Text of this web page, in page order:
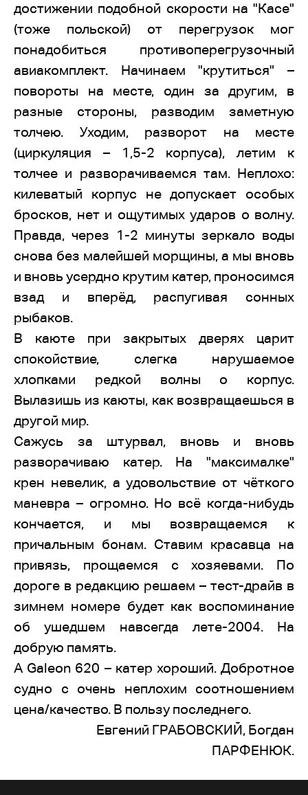
достижении подобной скорости на "Касе"
(тоже польской) от перегрузок мог
понадобиться противоперегрузочный
авиакомплект. Начинаем "крутиться" –
повороты на месте, один за другим, в
разные стороны, разводим заметную
толчею. Уходим, разворот на месте
(циркуляция – 1,5-2 корпуса), летим к
толчее и разворачиваемся там. Неплохо:
килеватый корпус не допускает особых
бросков, нет и ощутимых ударов о волну.
Правда, через 1-2 минуты зеркало воды
снова без малейшей морщины, а мы вновь
и вновь усердно крутим катер, проносимся
взад и вперёд, распугивая сонных
рыбаков.
В каюте при закрытых дверях царит
спокойствие, слегка нарушаемое
хлопками редкой волны о корпус.
Вылазишь из каюты, как возвращаешься в
другой мир.
Сажусь за штурвал, вновь и вновь
разворачиваю катер. На "максималке"
крен невелик, а удовольствие от чёткого
маневра – огромно. Но всё когда-нибудь
кончается, и мы возвращаемся к
причальным бонам. Ставим красавца на
привязь, прощаемся с хозяевами. По
дороге в редакцию решаем – тест-драйв в
зимнем номере будет как воспоминание
об ушедшем навсегда лете-2004. На
добрую память.
А Galeon 620 – катер хороший. Добротное
судно с очень неплохим соотношением
цена/качество. В пользу последнего.
Евгений ГРАБОВСКИЙ, Богдан
ПАРФЕНЮК.